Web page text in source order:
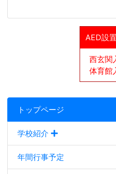
AED設
西玄関
体育館
トップページ
学校紹介
年間行事予定